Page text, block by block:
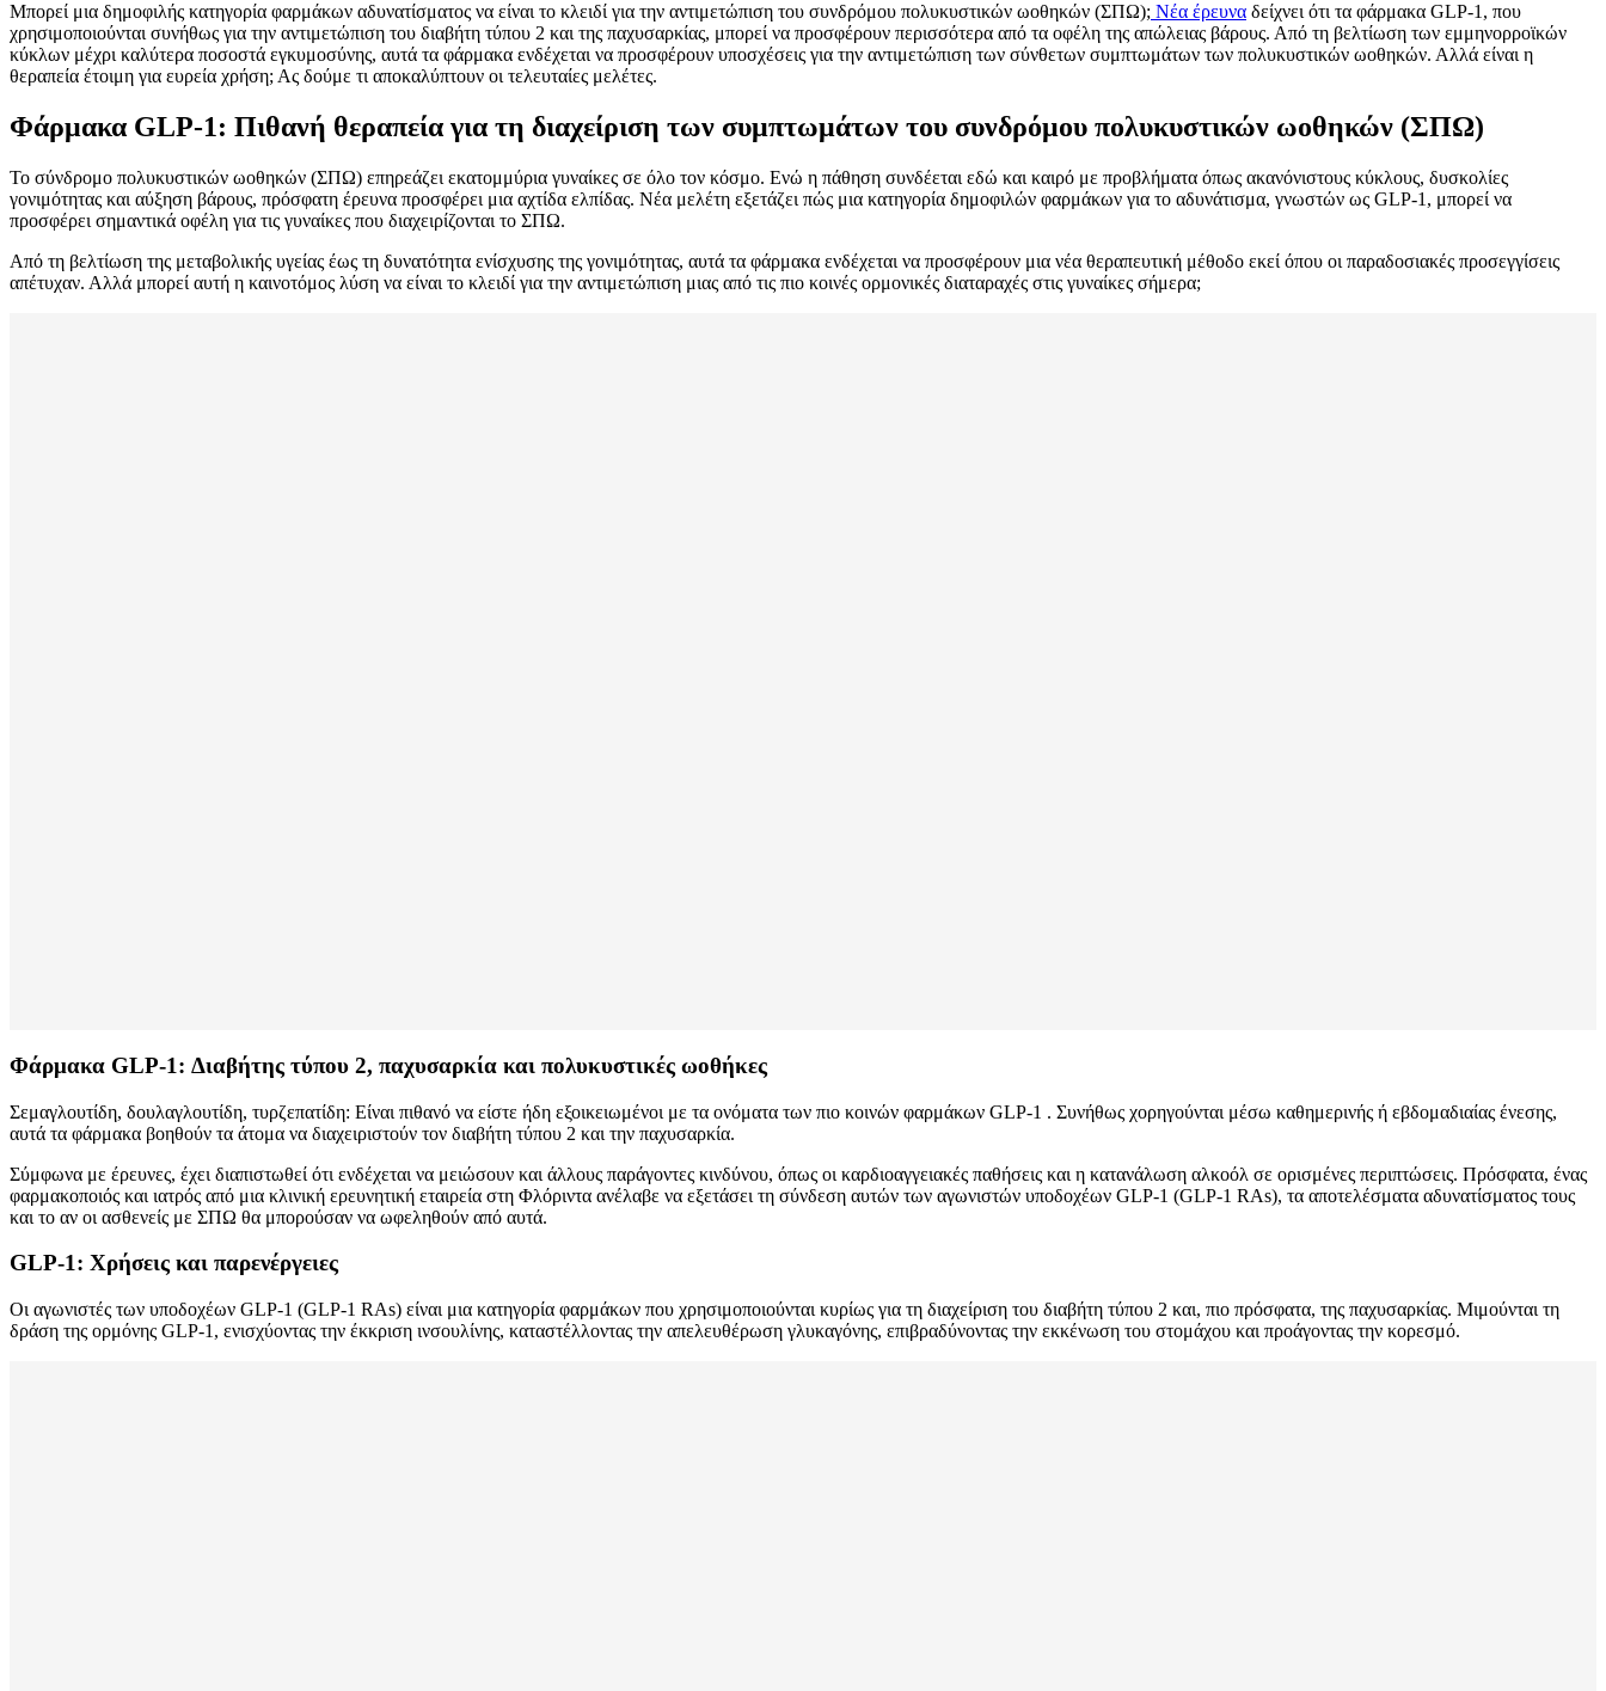
Μπορεί μια δημοφιλής κατηγορία φαρμάκων αδυνατίσματος να είναι το κλειδί για την αντιμετώπιση του συνδρόμου πολυκυστικών ωοθηκών (ΣΠΩ); Νέα έρευνα δείχνει ότι τα φάρμακα GLP-1, που
χρησιμοποιούνται συνήθως για την αντιμετώπιση του διαβήτη τύπου 2 και της παχυσαρκίας, μπορεί να προσφέρουν περισσότερα από τα οφέλη της απώλειας βάρους. Από τη βελτίωση των εμμηνορροϊκών
κύκλων μέχρι καλύτερα ποσοστά εγκυμοσύνης, αυτά τα φάρμακα ενδέχεται να προσφέρουν υποσχέσεις για την αντιμετώπιση των σύνθετων συμπτωμάτων των πολυκυστικών ωοθηκών. Αλλά είναι η
θεραπεία έτοιμη για ευρεία χρήση; Ας δούμε τι αποκαλύπτουν οι τελευταίες μελέτες.
Φάρμακα GLP-1: Πιθανή θεραπεία για τη διαχείριση των συμπτωμάτων του συνδρόμου πολυκυστικών ωοθηκών (ΣΠΩ)
Το σύνδρομο πολυκυστικών ωοθηκών (ΣΠΩ) επηρεάζει εκατομμύρια γυναίκες σε όλο τον κόσμο. Ενώ η πάθηση συνδέεται εδώ και καιρό με προβλήματα όπως ακανόνιστους κύκλους, δυσκολίες
γονιμότητας και αύξηση βάρους, πρόσφατη έρευνα προσφέρει μια αχτίδα ελπίδας. Νέα μελέτη εξετάζει πώς μια κατηγορία δημοφιλών φαρμάκων για το αδυνάτισμα, γνωστών ως GLP-1, μπορεί να
προσφέρει σημαντικά οφέλη για τις γυναίκες που διαχειρίζονται το ΣΠΩ.
Από τη βελτίωση της μεταβολικής υγείας έως τη δυνατότητα ενίσχυσης της γονιμότητας, αυτά τα φάρμακα ενδέχεται να προσφέρουν μια νέα θεραπευτική μέθοδο εκεί όπου οι παραδοσιακές προσεγγίσεις
απέτυχαν. Αλλά μπορεί αυτή η καινοτόμος λύση να είναι το κλειδί για την αντιμετώπιση μιας από τις πιο κοινές ορμονικές διαταραχές στις γυναίκες σήμερα;
Φάρμακα GLP-1: Διαβήτης τύπου 2, παχυσαρκία και πολυκυστικές ωοθήκες
Σεμαγλουτίδη, δουλαγλουτίδη, τυρζεπατίδη: Είναι πιθανό να είστε ήδη εξοικειωμένοι με τα ονόματα των πιο κοινών φαρμάκων GLP-1 . Συνήθως χορηγούνται μέσω καθημερινής ή εβδομαδιαίας ένεσης,
αυτά τα φάρμακα βοηθούν τα άτομα να διαχειριστούν τον διαβήτη τύπου 2 και την παχυσαρκία.
Σύμφωνα με έρευνες, έχει διαπιστωθεί ότι ενδέχεται να μειώσουν και άλλους παράγοντες κινδύνου, όπως οι καρδιοαγγειακές παθήσεις και η κατανάλωση αλκοόλ σε ορισμένες περιπτώσεις. Πρόσφατα, ένας
φαρμακοποιός και ιατρός από μια κλινική ερευνητική εταιρεία στη Φλόριντα ανέλαβε να εξετάσει τη σύνδεση αυτών των αγωνιστών υποδοχέων GLP-1 (GLP-1 RAs), τα αποτελέσματα αδυνατίσματος τους
και το αν οι ασθενείς με ΣΠΩ θα μπορούσαν να ωφεληθούν από αυτά.
GLP-1: Χρήσεις και παρενέργειες
Οι αγωνιστές των υποδοχέων GLP-1 (GLP-1 RAs) είναι μια κατηγορία φαρμάκων που χρησιμοποιούνται κυρίως για τη διαχείριση του διαβήτη τύπου 2 και, πιο πρόσφατα, της παχυσαρκίας. Μιμούνται τη
δράση της ορμόνης GLP-1, ενισχύοντας την έκκριση ινσουλίνης, καταστέλλοντας την απελευθέρωση γλυκαγόνης, επιβραδύνοντας την εκκένωση του στομάχου και προάγοντας την κορεσμό.